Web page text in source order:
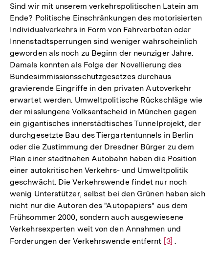
Sind wir mit unserem verkehrspolitischen Latein am
Ende? Politische Einschränkungen des motorisierten
Individualverkehrs in Form von Fahrverboten oder
Innenstadtsperrungen sind weniger wahrscheinlich
geworden als noch zu Beginn der neunziger Jahre.
Damals konnten als Folge der Novellierung des
Bundesimmissionsschutzgesetzes durchaus
gravierende Eingriffe in den privaten Autoverkehr
erwartet werden. Umweltpolitische Rückschläge wie
der misslungene Volksentscheid in München gegen
ein gigantisches innerstädtisches Tunnelprojekt, der
durchgesetzte Bau des Tiergartentunnels in Berlin
oder die Zustimmung der Dresdner Bürger zu dem
Plan einer stadtnahen Autobahn haben die Position
einer autokritischen Verkehrs- und Umweltpolitik
geschwächt. Die Verkehrswende findet nur noch
wenig Unterstützer, selbst bei den Grünen haben sich
nicht nur die Autoren des "Autopapiers" aus dem
Frühsommer 2000, sondern auch ausgewiesene
Verkehrsexperten weit von den Annahmen und
Forderungen der Verkehrswende entfernt Zur
[3] .